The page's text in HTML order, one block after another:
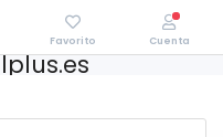
Favorito Cuenta